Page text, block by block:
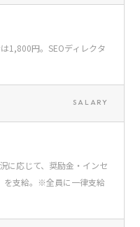
1,800円。SEOディレクタ
SALARY
に応じて、奨励金・インセ
を支給。※全員に一律支給